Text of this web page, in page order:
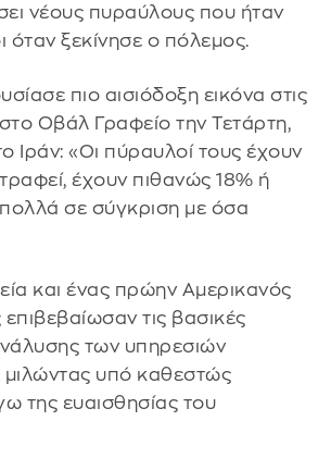
νέους πυραύλους που ήταν
όταν ξεκίνησε ο πόλεμος.
πιο αισιόδοξη εικόνα στις
Οβάλ Γραφείο την Τετάρτη,
Ιράν: «Οι πύραυλοί τους έχουν
έχουν πιθανώς 18% ή
σε σύγκριση με όσα
και ένας πρώην Αμερικανός
τις βασικές
των υπηρεσιών
υπό καθεστώς
της ευαισθησίας του